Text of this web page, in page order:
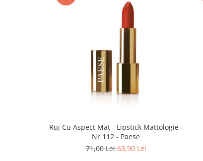
Ruj Cu Aspect Mat - Lipstick Mattologie -
Nr 112 - Paese
71,00 Lei63,90 Lei